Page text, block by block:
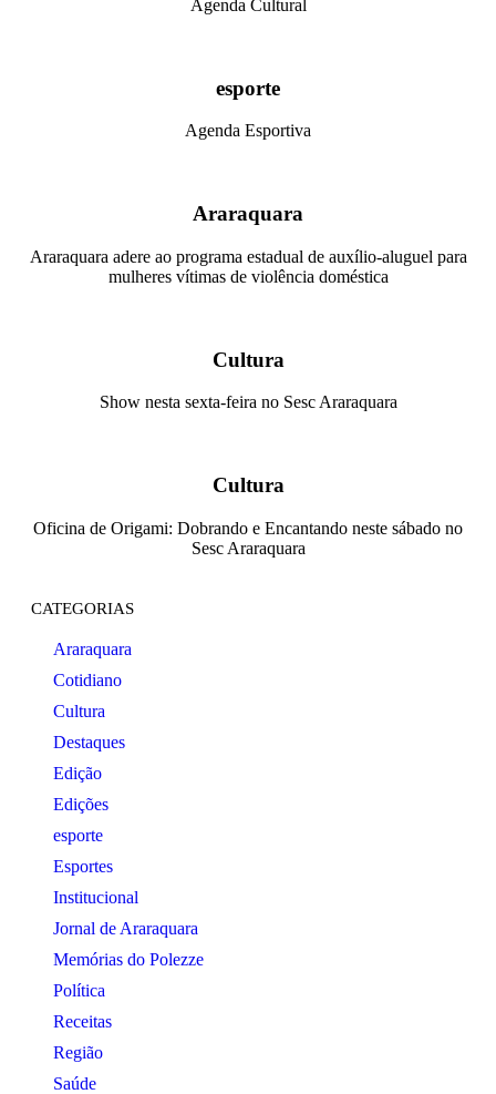
Agenda Cultural
esporte
Agenda Esportiva
Araraquara
Araraquara adere ao programa estadual de auxílio-aluguel para
mulheres vítimas de violência doméstica
Cultura
Show nesta sexta-feira no Sesc Araraquara
Cultura
Oficina de Origami: Dobrando e Encantando neste sábado no
Sesc Araraquara
CATEGORIAS
Araraquara
Cotidiano
Cultura
Destaques
Edição
Edições
esporte
Esportes
Institucional
Jornal de Araraquara
Memórias do Polezze
Política
Receitas
Região
Saúde